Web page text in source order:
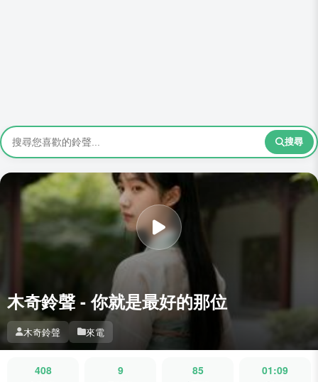
搜尋
木奇鈴聲 - 你就是最好的那位
木奇鈴聲 來電
408 9 85 01:09